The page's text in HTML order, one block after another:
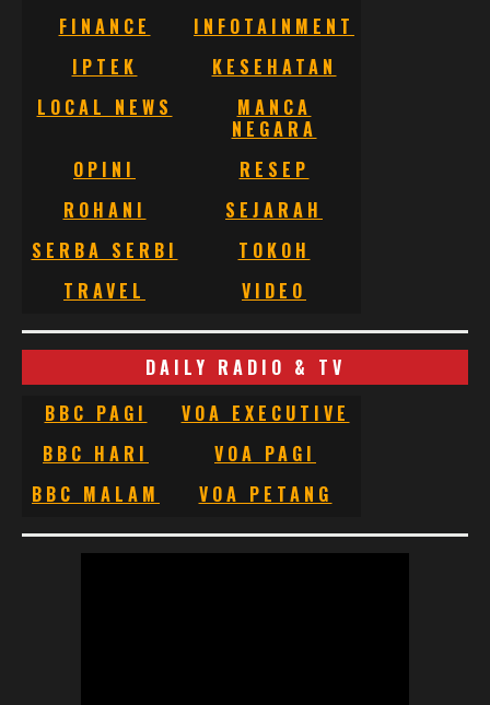
FINANCE
INFOTAINMENT
IPTEK
KESEHATAN
LOCAL NEWS
MANCA
NEGARA
OPINI
RESEP
ROHANI
SEJARAH
SERBA SERBI
TOKOH
TRAVEL
VIDEO
DAILY RADIO & TV
BBC PAGI
VOA EXECUTIVE
BBC HARI
VOA PAGI
BBC MALAM
VOA PETANG